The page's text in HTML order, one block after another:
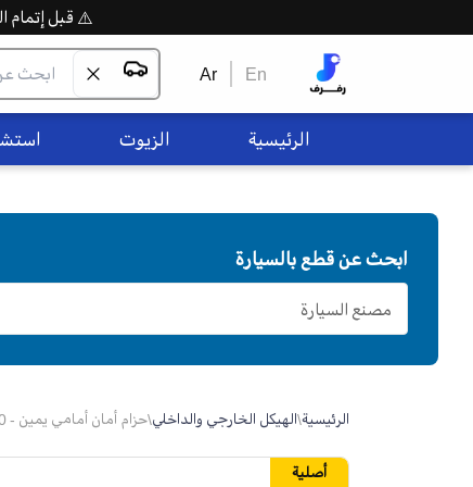
⚠️ قبل إتمام
En
Ar
الرئيسية الزيوت
ابحث عن قطع بالسيارة
مصنع السيارة
الرئيسية\الهيكل الخارجي والداخلي\حزام أمان أمامي يمين - 73210YC040E0
أصلية